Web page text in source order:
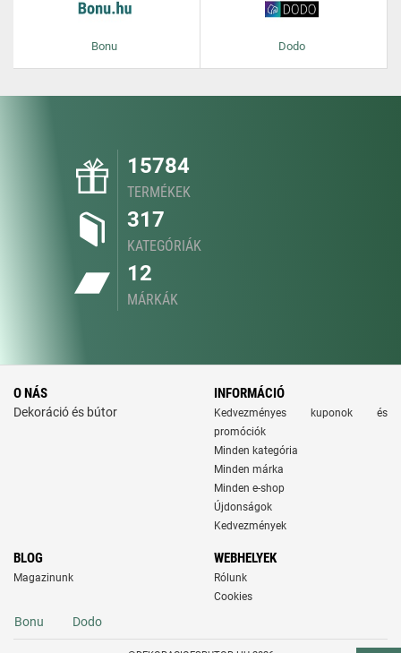
Bonu Dodo
15784
TERMÉKEK
317
KATEGÓRIÁK
12
MÁRKÁK
O NÁS
Dekoráció és bútor
INFORMÁCIÓ
Kedvezményes kuponok és
promóciók
Minden kategória
Minden márka
Minden e-shop
Újdonságok
Kedvezmények
BLOG
Magazinunk
WEBHELYEK
Rólunk
Cookies
Bonu Dodo